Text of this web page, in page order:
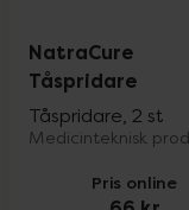
NatraCure
Tåspridare
Tåspridare, 2 st
Medicinteknisk
Pris online